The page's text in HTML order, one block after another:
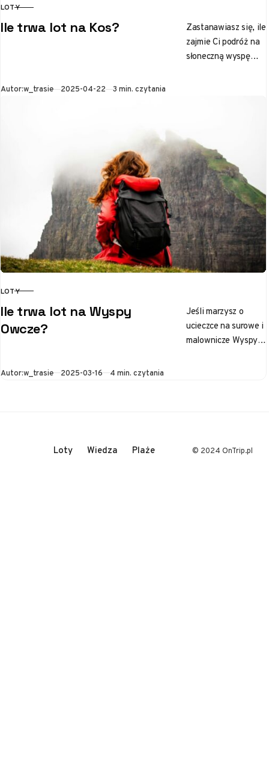
KATEGORIA
LOTY
Ile trwa lot na Kos?
Zastanawiasz się, ile
zajmie Ci podróż na
słoneczną wyspę
dech…
Autor:w_trasie Opublikowano
2025-04-22 3 min. czytania
KATEGORIA
LOTY
Ile trwa lot na Wyspy
Owcze?
Jeśli marzysz o
ucieczce na surowe i
malownicze Wyspy
Autor:w_trasie Opublikowano
2025-03-16 4 min. czytania
Loty Wiedza Plaże © 2024 OnTrip.pl